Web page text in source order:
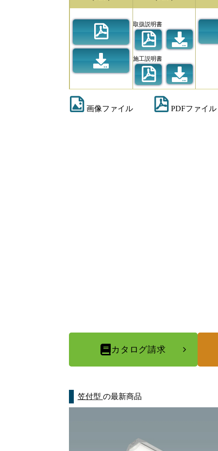
取扱説明書
施工説明書
画像ファイル PDFファイル
カタログ請求
笠付型 の最新商品